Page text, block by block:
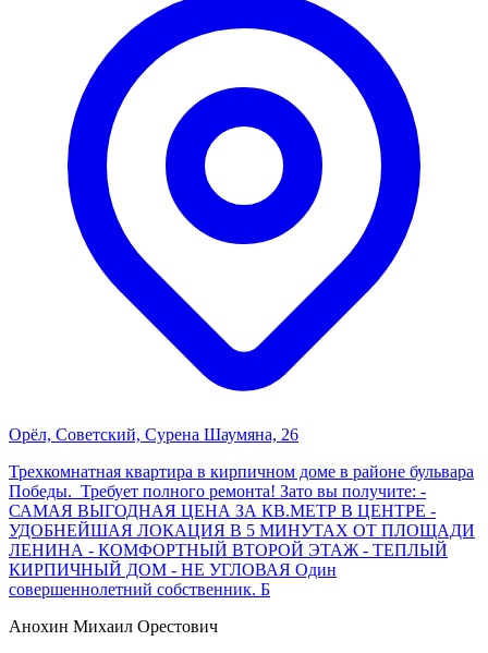
Орёл, Советский, Сурена Шаумяна, 26
Трехкомнатная квартира в кирпичном доме в районе бульвара
Победы. Требует полного ремонта! Зато вы получите: -
САМАЯ ВЫГОДНАЯ ЦЕНА ЗА КВ.МЕТР В ЦЕНТРЕ -
УДОБНЕЙШАЯ ЛОКАЦИЯ В 5 МИНУТАХ ОТ ПЛОЩАДИ
ЛЕНИНА - КОМФОРТНЫЙ ВТОРОЙ ЭТАЖ - ТЕПЛЫЙ
КИРПИЧНЫЙ ДОМ - НЕ УГЛОВАЯ Один
совершеннолетний собственник. Б
Анохин Михаил Орестович